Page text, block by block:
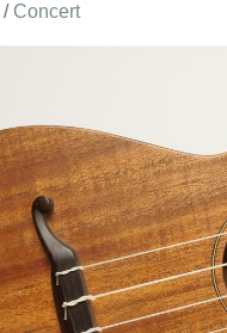
/ Concert